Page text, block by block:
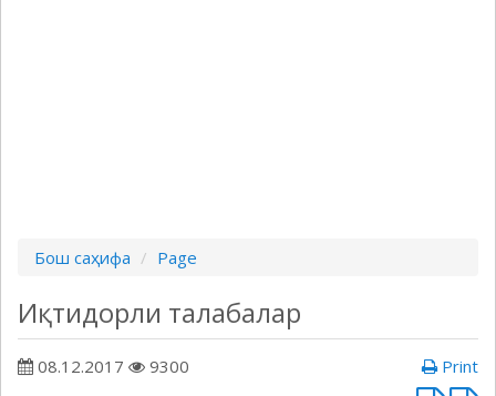
Бош саҳифа Page
Иқтидорли талабалар
08.12.2017 9300 Print